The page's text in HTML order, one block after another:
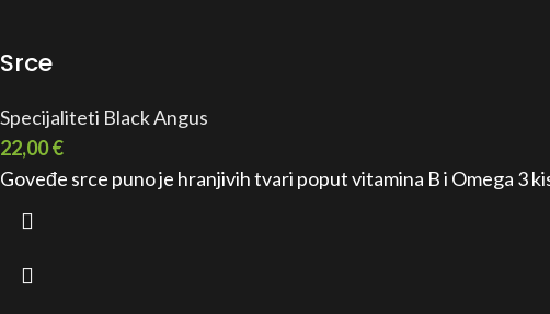
Srce
Specijaliteti Black Angus
22,00€
Goveđe srce puno je hranjivih tvari poput vitamina B i Omega 3